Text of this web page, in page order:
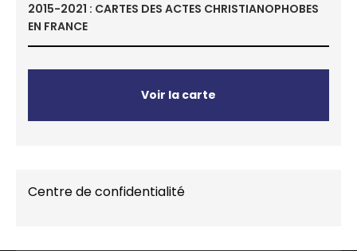
2015-2021 : CARTES DES ACTES CHRISTIANOPHOBES
EN FRANCE
Voir la carte
Centre de confidentialité